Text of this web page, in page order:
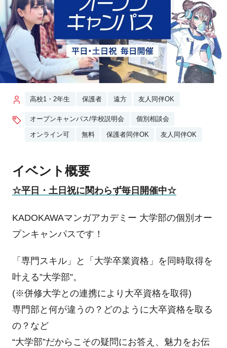
高校1・2年生 保護者 遠方 友人同伴OK
オープンキャンパス/学校説明会 個別相談会
オンライン可 無料 保護者同伴OK 友人同伴OK
イベント概要
☆平日・土日祝に関わらず毎日開催中☆
KADOKAWAマンガアカデミー 大学部の個別オー
プンキャンパスです！
「専門スキル」と「大学卒業資格」を同時取得を
叶える”大学部”。
(※併修大学との連携により大卒資格を取得)
専門部と何が違うの？どのように大卒資格を取る
の？など
“大学部”だからこその疑問にお答え、魅力をお伝